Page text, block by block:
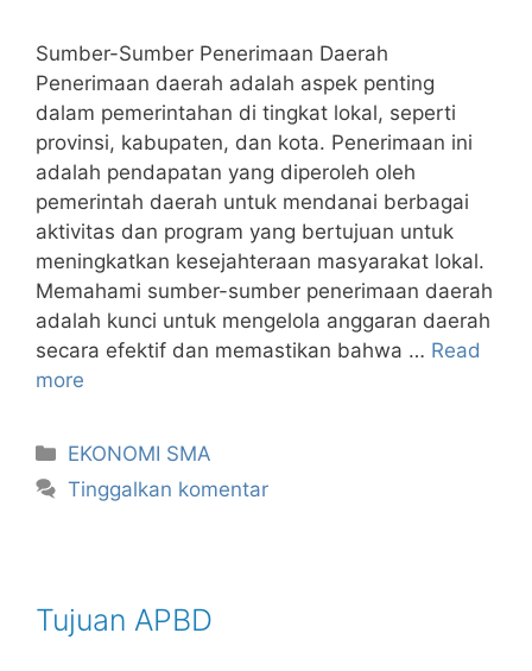
Sumber-Sumber Penerimaan Daerah
Penerimaan daerah adalah aspek penting
dalam pemerintahan di tingkat lokal, seperti
provinsi, kabupaten, dan kota. Penerimaan ini
adalah pendapatan yang diperoleh oleh
pemerintah daerah untuk mendanai berbagai
aktivitas dan program yang bertujuan untuk
meningkatkan kesejahteraan masyarakat lokal.
Memahami sumber-sumber penerimaan daerah
adalah kunci untuk mengelola anggaran daerah
secara efektif dan memastikan bahwa … Read
more
Kategori
EKONOMI SMA
Tinggalkan komentar
Tujuan APBD